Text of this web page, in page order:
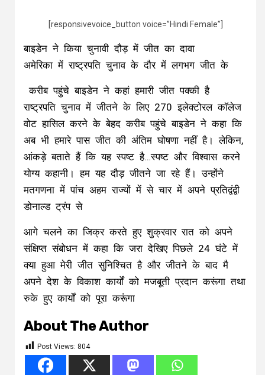
[responsivevoice_button voice=”Hindi Female”]
बाइडेन ने किया चुनावी दौड़ में जीत का दावा
अमेरिका में राष्ट्रपति चुनाव के दौर में लगभग जीत के
करीब पहुंचे बाइडेन ने कहां हमारी जीत पक्की है
राष्ट्रपति चुनाव में जीतने के लिए 270 इलेक्टोरल कॉलेज
वोट हासिल करने के बेहद करीब पहुंचे बाइडेन ने कहा कि
अब भी हमारे पास जीत की अंतिम घोषणा नहीं है। लेकिन,
आंकड़े बताते हैं कि यह स्पष्ट है…स्पष्ट और विश्वास करने
योग्य कहानी। हम यह दौड़ जीतने जा रहे हैं। उन्होंने
मतगणना में पांच अहम राज्यों में से चार में अपने प्रतिद्वंद्वी
डोनाल्ड ट्रंप से
आगे चलने का जिक्र करते हुए शुक्रवार रात को अपने
संक्षिप्त संबोधन में कहा कि जरा देखिए पिछले 24 घंटे में
क्या हुआ मेरी जीत सुनिश्चित है और जीतने के बाद मै
अपने देश के विकाश कार्यों को मजबूती प्रदान करूंगा तथा
रुके हुए कार्यों को पूरा करूंगा
About The Author
Post Views: 804